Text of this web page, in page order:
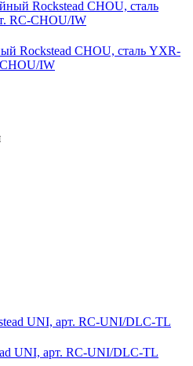
Rockstead CHOU, сталь YXR-
CHOU/IW
UNI, арт. RC-UNI/DLC-TL